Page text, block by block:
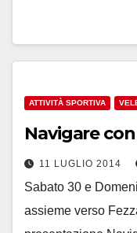
ATTIVITÀ SPORTIVA
Navigare
11 LUGLIO 2014
Sabato 30 e
assieme verso